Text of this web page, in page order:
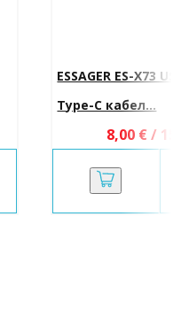
ESSAGER ES-X73
Type-C кабел...
8,00 € /